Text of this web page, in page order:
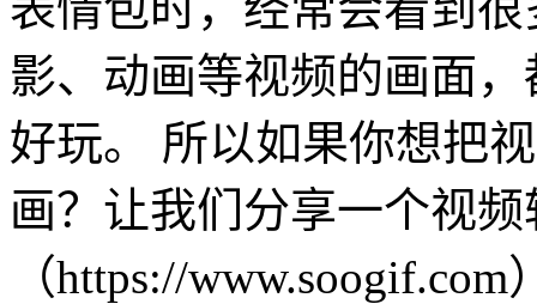
影、动画等视频的画面
好玩。 所以如果你想把
画？让我们分享一个视
（https://